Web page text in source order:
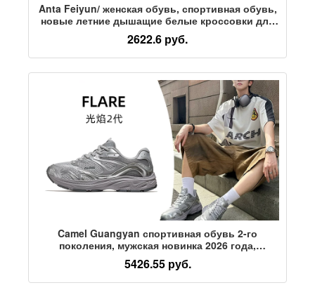
Anta Feiyun/ женская обувь, спортивная обувь,
новые летние дышащие белые кроссовки для
бега, женские кроссовки для бадминтона,
студенческие кроссовки для фитнеса
2622.6 руб.
Camel Guangyan спортивная обувь 2-го
поколения, мужская новинка 2026 года,
кроссовки для бега трусцой, мужские
повседневные амортизирующие дышащие
кроссовки для бега, мужские
5426.55 руб.